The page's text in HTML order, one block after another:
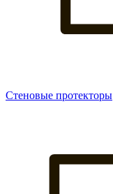
Стеновые протекторы